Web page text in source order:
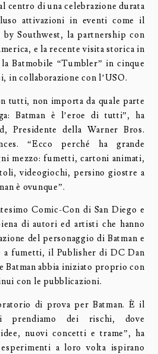
centro di una celebrazione durata
attivazioni in eventi come il
Southwest, la partnership con
e la recente visita storica in
Batmobile “Tumbler” in cinque
in collaborazione con l’USO.
tutti, non importa da quale parte
Batman è l’eroe di tutti”, ha
Presidente della Warner Bros.
“Ecco perché ha grande
mezzo: fumetti, cartoni animati,
videogiochi, persino giostre a
è ovunque”.
Comic-Con di San Diego e
di autori ed artisti che hanno
del personaggio di Batman e
a fumetti, il Publisher di DC Dan
Batman abbia iniziato proprio con
con le pubblicazioni.
di prova per Batman. È il
dei rischi, dove
nuovi concetti e trame”, ha
a loro volta ispirano